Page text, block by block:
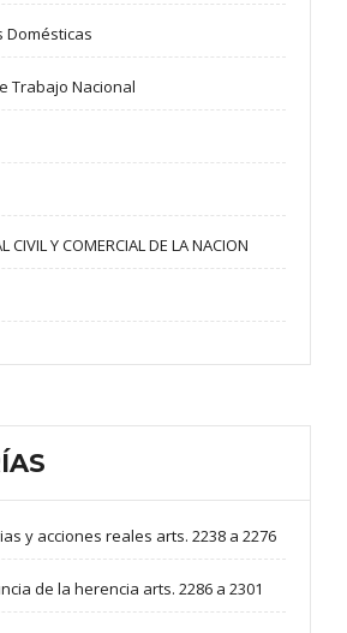
Domésticas
Trabajo Nacional
CIVIL Y COMERCIAL DE LA NACION
y acciones reales arts. 2238 a 2276
de la herencia arts. 2286 a 2301